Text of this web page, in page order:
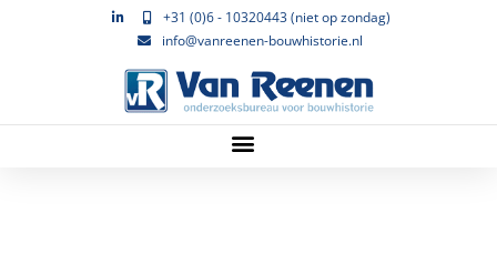
+31 (0)6 - 10320443 (niet op zondag)
info@vanreenen-bouwhistorie.nl